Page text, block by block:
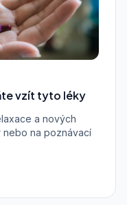
vzít tyto léky
a nových
nebo na poznávací